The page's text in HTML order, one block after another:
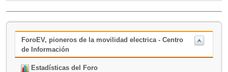
ForoEV, pioneros de la movilidad electrica - Centro
de Información
Estadísticas del Foro